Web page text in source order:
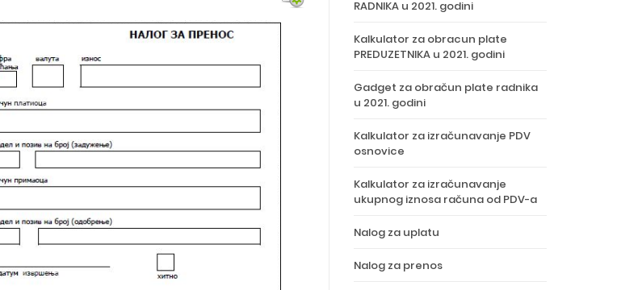
RADNIKA u 2021. godini
Kalkulator za obracun plate
PREDUZETNIKA u 2021. godini
Gadget za obračun plate radnika
u 2021. godini
Kalkulator za izračunavanje PDV
osnovice
Kalkulator za izračunavanje
ukupnog iznosa računa od PDV-a
Nalog za uplatu
Nalog za prenos